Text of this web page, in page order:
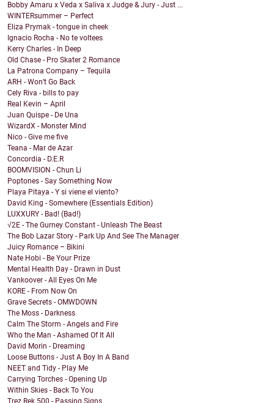
Bobby Amaru x Veda x Saliva x Judge & Jury - Just ...
WINTERsummer – Perfect
Eliza Prymak - tongue in cheek
Ignacio Rocha - No te voltees
Kerry Charles - In Deep
Old Chase - Pro Skater 2 Romance
La Patrona Company – Tequila
ARH - Won’t Go Back
Cely Riva - bills to pay
Real Kevin – April
Juan Quispe - De Una
WizardX - Monster Mind
Nico - Give me five
Teana - Mar de Azar
Concordia - D.E.R
BOOMVISION - Chun Li
Poptones - Say Something Now
Playa Pitaya - Y si viene el viento?
David King - Somewhere (Essentials Edition)
LUXXURY - Bad! (Bad!)
√2E - The Gurney Constant - Unleash The Beast
The Bob Lazar Story - Park Up And See The Manager
Juicy Romance – Bikini
Nate Hobi - Be Your Prize
Mental Health Day - Drawn in Dust
Vankoover - All Eyes On Me
KORE - From Now On
Grave Secrets - OMWDOWN
The Moss - Darkness
Calm The Storm - Angels and Fire
Who the Man - Ashamed Of It All
David Morin - Dreaming
Loose Buttons - Just A Boy In A Band
NEET and Tidy - Play Me
Carrying Torches - Opening Up
Within Skies - Back To You
Trez Rek 500 - Passing Signs